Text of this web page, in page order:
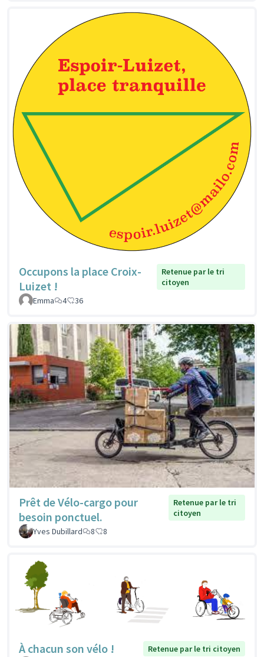
Occupons la place Croix-
Luizet !
Retenue par le tri
citoyen
Emma
4 36
Prêt de Vélo-cargo pour
besoin ponctuel.
Retenue par le tri
citoyen
Yves Dubillard
8 8
À chacun son vélo !
Retenue par le tri citoyen